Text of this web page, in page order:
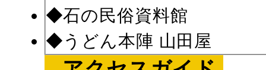
◆石の民俗資料館
◆うどん本陣 山田屋